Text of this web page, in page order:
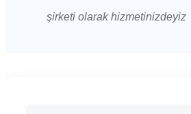
şirketi olarak hizmetinizdeyiz